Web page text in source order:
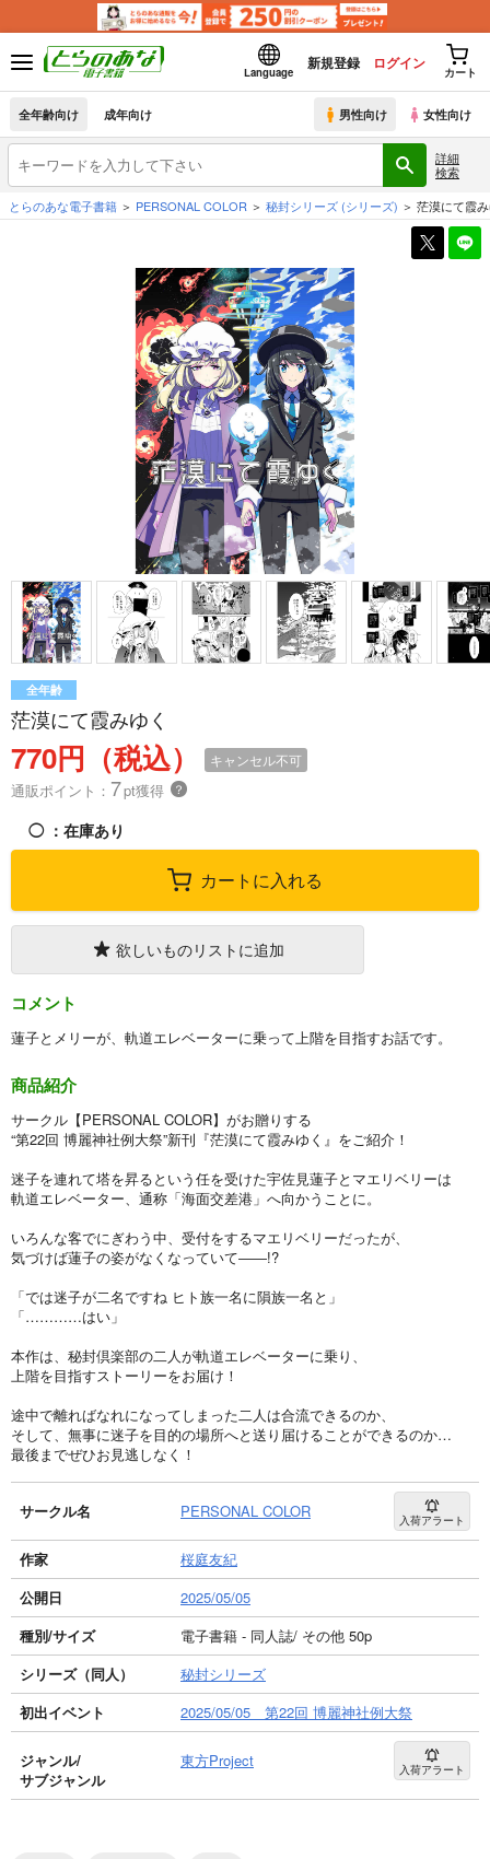
Language
新規登録 ログイン
カート
全年齢向け 成年向け 男性向け 女性向け
詳細
検索
とらのあな電子書籍
PERSONAL COLOR 秘封シリーズ (シリーズ) 茫漠にて霞
全年齢
茫漠にて霞みゆく
770円（税込） キャンセル不可
通販ポイント： 7pt獲得 ？
◯ ：在庫あり
カートに入れる
欲しいものリストに追加
コメント
蓮子とメリーが、軌道エレベーターに乗って上階を目指すお話です。
商品紹介
サークル【PERSONAL COLOR】がお贈りする
“第22回 博麗神社例大祭”新刊『茫漠にて霞みゆく』をご紹介！
迷子を連れて塔を昇るという任を受けた宇佐見蓮子とマエリベリーは
軌道エレベーター、通称「海面交差港」へ向かうことに。
いろんな客でにぎわう中、受付をするマエリベリーだったが、
気づけば蓮子の姿がなくなっていて――!?
「では迷子が二名ですね ヒト族一名に隕族一名と」
「…………はい」
本作は、秘封倶楽部の二人が軌道エレベーターに乗り、
上階を目指すストーリーをお届け！
途中で離ればなれになってしまった二人は合流できるのか、
そして、無事に迷子を目的の場所へと送り届けることができるのか…
最後までぜひお見逃しなく！
サークル名 PERSONAL COLOR 入荷アラート
作家
桜庭友紀
公開日
2025/05/05
種別/サイズ
電子書籍 - 同人誌/ その他 50p
シリーズ（同人）
秘封シリーズ
初出イベント
2025/05/05 第22回 博麗神社例大祭
ジャンル/
サブジャンル
東方Project 入荷アラート